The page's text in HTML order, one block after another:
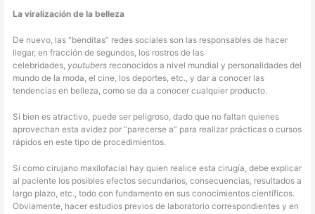
La viralización de la belleza
De nuevo, las “benditas” redes sociales son las responsables de hacer
llegar, en fracción de segundos, los rostros de las
celebridades, youtubers reconocidos a nivel mundial y personalidades del
mundo de la moda, el cine, los deportes, etc., y dar a conocer las
tendencias en belleza, como se da a conocer cualquier producto.
Si bien es atractivo, puede ser peligroso, dado que no faltan quienes
aprovechan esta avidez por “parecerse a” para realizar prácticas o cursos
rápidos en este tipo de procedimientos.
Si como cirujano maxilofacial hay quien realice esta cirugía, debe explicar
al paciente los posibles efectos secundarios, consecuencias, resultados a
largo plazo, etc., todo con fundamento en sus conocimientos científicos.
Obviamente, hacer estudios previos de laboratorio correspondientes y en